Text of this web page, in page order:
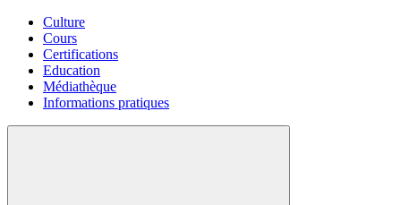
Culture
Cours
Certifications
Education
Médiathèque
Informations pratiques